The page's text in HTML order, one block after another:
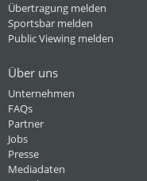
Übertragung melden
Sportsbar melden
Public Viewing melden
Über uns
Unternehmen
FAQs
Partner
Jobs
Presse
Mediadaten